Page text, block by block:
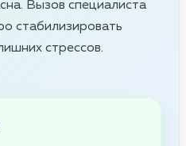
Вызов специалиста
стабилизировать
стрессов.